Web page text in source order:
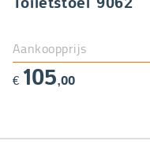
Toiletstoel 9062
Aankoopprijs
€ 105,00